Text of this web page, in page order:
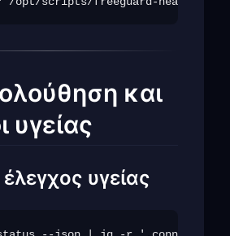
και
υγείας
υγείας